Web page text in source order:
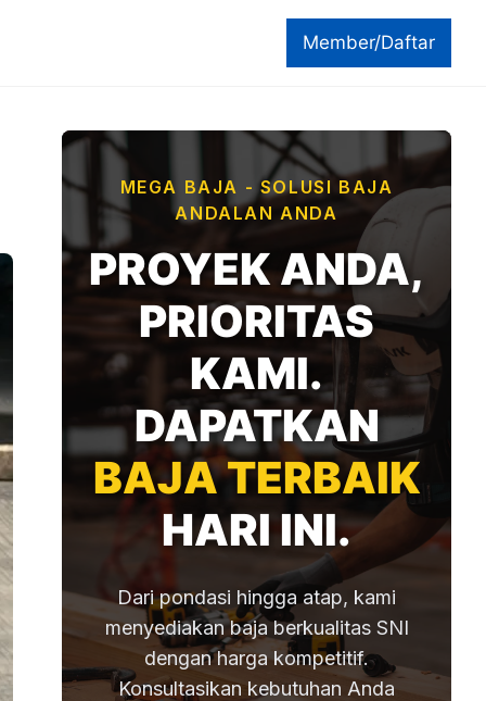
Member/Daftar
MEGA BAJA - SOLUSI BAJA
ANDALAN ANDA
PROYEK ANDA,
PRIORITAS
KAMI.
DAPATKAN
BAJA TERBAIK
HARI INI.
Dari pondasi hingga atap, kami
menyediakan baja berkualitas SNI
dengan harga kompetitif.
Konsultasikan kebutuhan Anda